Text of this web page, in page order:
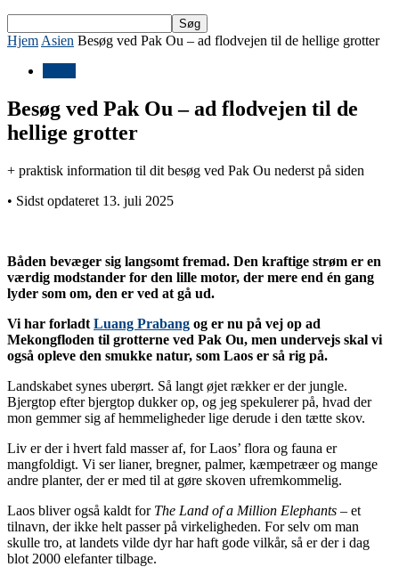
Hjem Asien Besøg ved Pak Ou – ad flodvejen til de hellige grotter
Besøg ved Pak Ou – ad flodvejen til de
hellige grotter
+ praktisk information til dit besøg ved Pak Ou nederst på siden
• Sidst opdateret 13. juli 2025
Båden bevæger sig langsomt fremad. Den kraftige strøm er en
værdig modstander for den lille motor, der mere end én gang
lyder som om, den er ved at gå ud.
Vi har forladt Luang Prabang og er nu på vej op ad
Mekongfloden til grotterne ved Pak Ou, men undervejs skal vi
også opleve den smukke natur, som Laos er så rig på.
Landskabet synes uberørt. Så langt øjet rækker er der jungle.
Bjergtop efter bjergtop dukker op, og jeg spekulerer på, hvad der
mon gemmer sig af hemmeligheder lige derude i den tætte skov.
Liv er der i hvert fald masser af, for Laos’ flora og fauna er
mangfoldigt. Vi ser lianer, bregner, palmer, kæmpetræer og mange
andre planter, der er med til at gøre skoven ufremkommelig.
Laos bliver også kaldt for The Land of a Million Elephants – et
tilnavn, der ikke helt passer på virkeligheden. For selv om man
skulle tro, at landets vilde dyr har haft gode vilkår, så er der i dag
blot 2000 elefanter tilbage.